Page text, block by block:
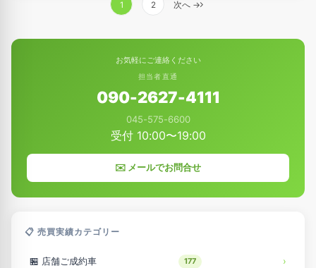
の
1 2 次へ →
お気軽にご連絡ください
担当者直通
090-2627-4111
045-575-6600
受付 10:00〜19:00
✉️ メールでお問合せ
📋 売買実績カテゴリー
🏪 店舗ご成約車 177